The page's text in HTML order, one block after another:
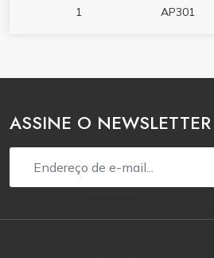
1
AP301
ASSINE O NEWSLETTER